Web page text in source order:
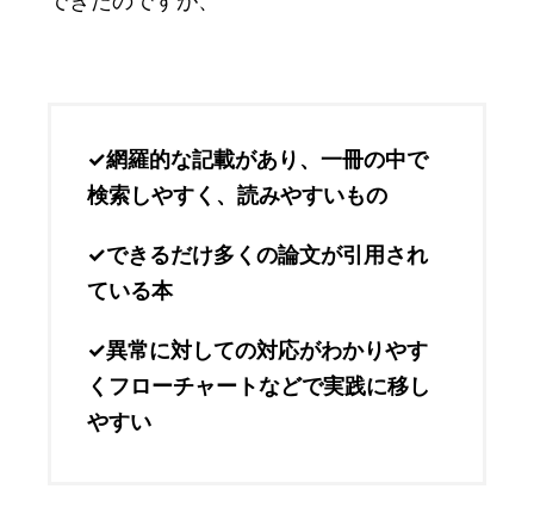
✓網羅的な記載があり、一冊の中で
検索しやすく、読みやすいもの
✓できるだけ多くの論文が引用され
ている本
✓異常に対しての対応がわかりやす
くフローチャートなどで実践に移し
やすい